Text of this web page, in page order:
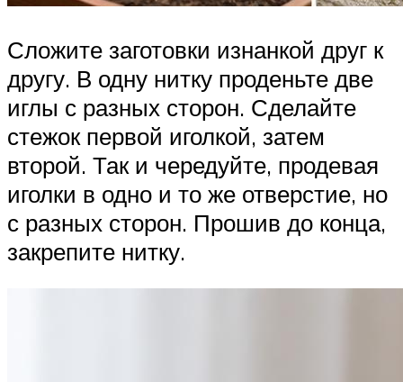
Сложите заготовки изнанкой друг к
другу. В одну нитку проденьте две
иглы с разных сторон. Сделайте
стежок первой иголкой, затем
второй. Так и чередуйте, продевая
иголки в одно и то же отверстие, но
с разных сторон. Прошив до конца,
закрепите нитку.